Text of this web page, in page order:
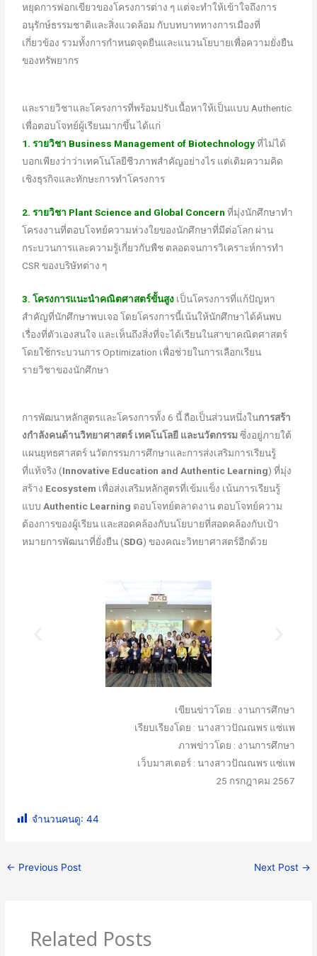
หยุดการฟอกเขียวของโครงการต่าง ๆ แต่จะทำให้เข้าใจถึงการ
อนุรักษ์ธรรมชาติและสิ่งแวดล้อม กับบทบาททางการเมืองที่
เกี่ยวข้อง รวมทั้งการกำหนดจุดยืนและแนวนโยบายเพื่อความยั่งยืน
ของทรัพยากร
และรายวิชาและโครงการที่พร้อมปรับเนื้อหาให้เป็นแบบ Authentic
เพื่อตอบโจทย์ผู้เรียนมากขึ้น ได้แก่
1. รายวิชา Business Management of Biotechnologyที่ไม่ได้
บอกเพียงว่าว่าเทคโนโลยีชีวภาพสำคัญอย่างไร แต่เติมความคิด
เชิงธุรกิจและทักษะการทำโครงการ
2. รายวิชา Plant Science and Global Concern ที่มุ่งนักศึกษาทำ
โครงงานที่ตอบโจทย์ความห่วงใยของนักศึกษาที่มีต่อโลก ผ่าน
กระบวนการและความรู้เกี่ยวกับพืช ตลอดจนการวิเคราะห์การทำ
CSR ของบริษัทต่าง ๆ
3. โครงการแนะนำคณิตศาสตร์ขั้นสูง เป็นโครงการที่แก้ปัญหา
สำคัญที่นักศึกษาพบเจอ โดยโครงการนี้เน้นให้นักศึกษาได้ค้นพบ
เรื่องที่ตัวเองสนใจ และเห็นถึงสิ่งที่จะได้เรียนในสาขาคณิตศาสตร์
โดยใช้กระบวนการ Optimization เพื่อช่วยในการเลือกเรียน
รายวิชาของนักศึกษา
การพัฒนาหลักสูตรและโครงการทั้ง 6 นี้ ถือเป็นส่วนหนึ่งในการสร้า
งกําลังคนด้านวิทยาศาสตร์ เทคโนโลยี และนวัตกรรมซึ่งอยู่ภายใต้
แผนยุทธศาสตร์ นวัตกรรมการศึกษาและการส่งเสริมการเรียนรู้
ที่แท้จริง (Innovative Education and Authentic Learning) ที่มุ่ง
สร้าง Ecosystem เพื่อส่งเสริมหลักสูตรที่เข้มแข็ง เน้นการเรียนรู้
แบบ Authentic Learning ตอบโจทย์ตลาดงาน ตอบโจทย์ความ
ต้องการของผู้เรียน และสอดคล้องกับนโยบายที่สอดคล้องกับเป้า
หมายการพัฒนาที่ยั่งยืน (SDG) ของคณะวิทยาศาสตร์อีกด้วย
เขียนข่าวโดย : งานการศึกษา
เรียบเรียงโดย : นางสาวปัณณพร แซ่แพ
ภาพข่าวโดย : งานการศึกษา
เว็บมาสเตอร์ : นางสาวปัณณพร แซ่แพ
25 กรกฎาคม 2567
จำนวนคนดู: 44
← Previous Post Next Post →
Related Posts